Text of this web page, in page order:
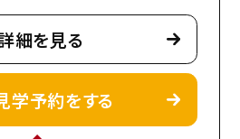
細を見る
学予約をする